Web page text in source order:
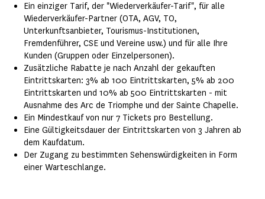
Ein einziger Tarif, der "Wiederverkäufer-Tarif", für alle
Wiederverkäufer-Partner (OTA, AGV, TO,
Unterkunftsanbieter, Tourismus-Institutionen,
Fremdenführer, CSE und Vereine usw.) und für alle Ihre
Kunden (Gruppen oder Einzelpersonen).
Zusätzliche Rabatte je nach Anzahl der gekauften
Eintrittskarten: 3% ab 100 Eintrittskarten, 5% ab 200
Eintrittskarten und 10% ab 500 Eintrittskarten - mit
Ausnahme des Arc de Triomphe und der Sainte Chapelle.
Ein Mindestkauf von nur 7 Tickets pro Bestellung.
Eine Gültigkeitsdauer der Eintrittskarten von 3 Jahren ab
dem Kaufdatum.
Der Zugang zu bestimmten Sehenswürdigkeiten in Form
einer Warteschlange.